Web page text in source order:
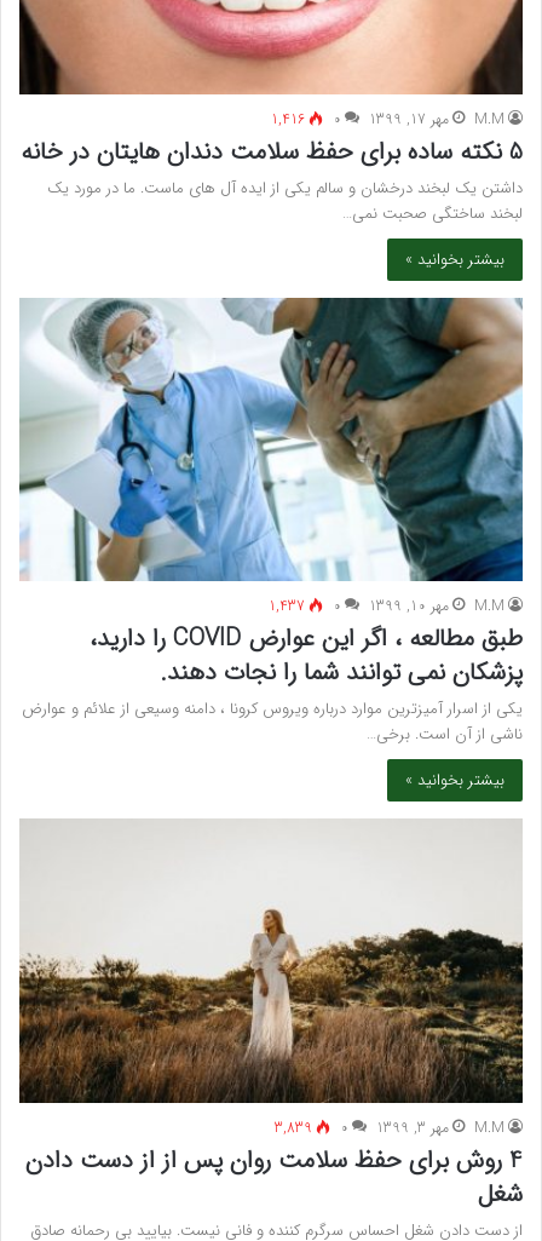
M.M مهر 17, 1399 ۰ 1,416
5 نکته ساده برای حفظ سلامت دندان هایتان در خانه
داشتن یک لبخند درخشان و سالم یکی از ایده آل های ماست. ما در مورد یک
لبخند ساختگی صحبت نمی…
بیشتر بخوانید »
M.M مهر 10, 1399 ۰ 1,437
طبق مطالعه ، اگر این عوارض COVID را دارید،
پزشکان نمی توانند شما را نجات دهند.
یکی از اسرار آمیزترین موارد درباره ویروس کرونا ، دامنه وسیعی از علائم و عوارض
ناشی از آن است. برخی…
بیشتر بخوانید »
M.M مهر 3, 1399 ۰ 3,839
4 روش برای حفظ سلامت روان پس از از دست دادن
شغل
از دست دادن شغل احساس سرگرم کننده و فانی نیست. بیایید بی رحمانه صادق